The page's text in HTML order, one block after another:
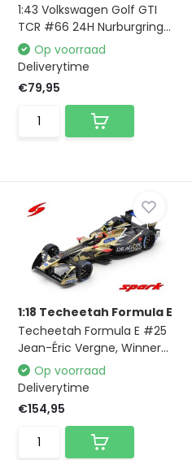
1:43 Volkswagen Golf GTI
TCR #66 24H Nurburgring...
Op voorraad
Deliverytime
€79,95
1:18 Techeetah Formula E
Techeetah Formula E #25
Jean-Éric Vergne, Winner...
Op voorraad
Deliverytime
€154,95